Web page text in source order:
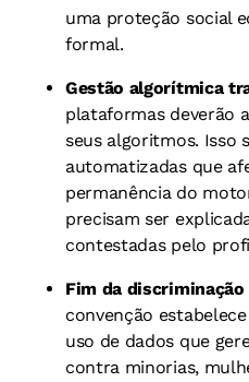
uma proteção social
formal.
Gestão algorítmica
plataformas deverão
seus algoritmos. Isso
automatizadas que
permanência do
precisam ser
contestadas pelo
Fim da
convenção
uso de dados que
contra minorias,